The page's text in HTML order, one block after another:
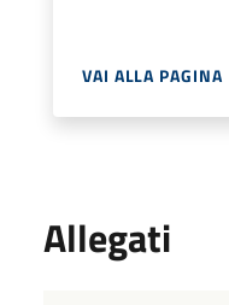
VAI ALLA PAGINA
Allegati